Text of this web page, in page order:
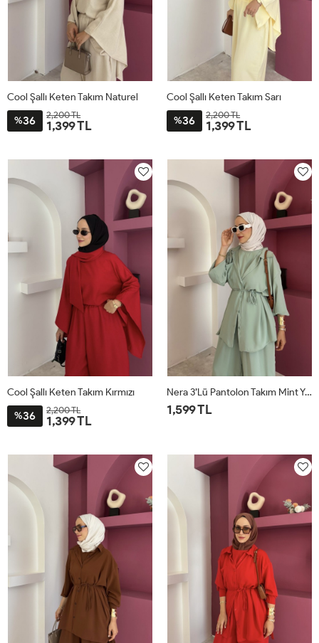
Cool Şallı Keten Takım Naturel
%36 2,200 TL
1,399 TL
Cool Şallı Keten Takım Sarı
%36 2,200 TL
1,399 TL
Cool Şallı Keten Takım Kırmızı
%36 2,200 TL
1,399 TL
Nera 3’lü Pantolon Takım Mint Yeşili
1,599 TL